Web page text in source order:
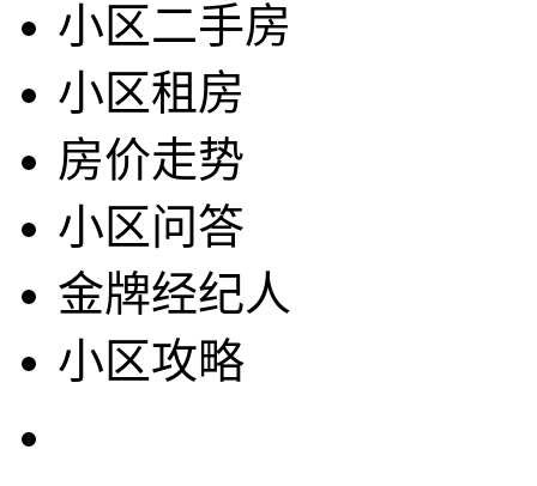
小区二手房
小区租房
房价走势
小区问答
金牌经纪人
小区攻略